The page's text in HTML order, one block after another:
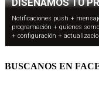
BUSCANOS EN